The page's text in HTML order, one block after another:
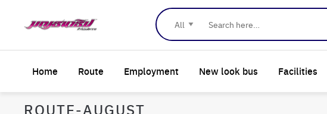
Home Route Employment New look bus Facilities
ROUTE-AUGUST